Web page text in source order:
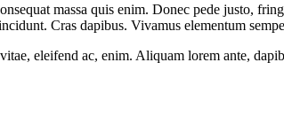
massa quis enim. Donec pede justo,
Cras dapibus. Vivamus elementum
eleifend ac, enim. Aliquam lorem ante,